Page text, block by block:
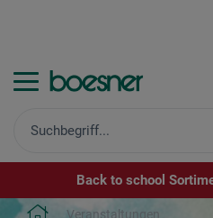
Back to school
Veranstaltungen